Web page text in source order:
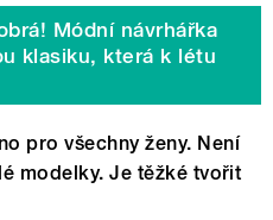
Módní návrhářka
klasiku, která k létu
pro všechny ženy. Není
modelky. Je těžké tvořit